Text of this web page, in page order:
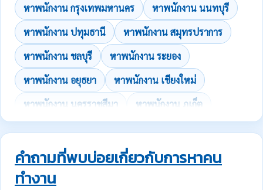
หาพนักงาน กรุงเทพมหานคร
หาพนักงาน นนทบุรี
หาพนักงาน ปทุมธานี
หาพนักงาน สมุทรปราการ
หาพนักงาน ชลบุรี
หาพนักงาน ระยอง
หาพนักงาน อยุธยา
หาพนักงาน เชียงใหม่
หาพนักงาน นครราชสีมา
หาพนักงาน ภูเก็ต
คำถามที่พบบ่อยเกี่ยวกับการหาคน
ทำงาน